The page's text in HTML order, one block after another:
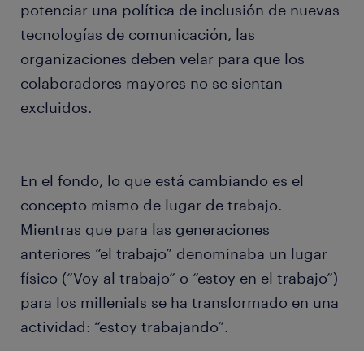
potenciar una política de inclusión de nuevas
tecnologías de comunicación, las
organizaciones deben velar para que los
colaboradores mayores no se sientan
excluidos.
En el fondo, lo que está cambiando es el
concepto mismo de lugar de trabajo.
Mientras que para las generaciones
anteriores “el trabajo” denominaba un lugar
físico (“Voy al trabajo” o “estoy en el trabajo”)
para los millenials se ha transformado en una
actividad: “estoy trabajando”.